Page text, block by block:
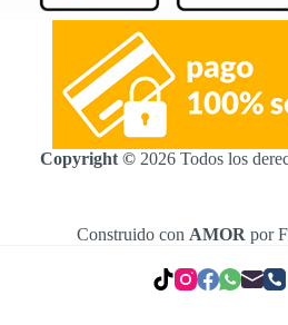
Copyright © 2026 Todos los
Construido con AMOR por